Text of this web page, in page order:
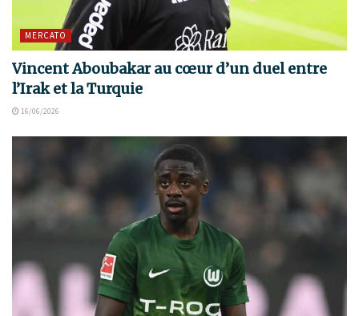
MERCATO
Vincent Aboubakar au cœur d’un duel entre
l’Irak et la Turquie
16/06/2026